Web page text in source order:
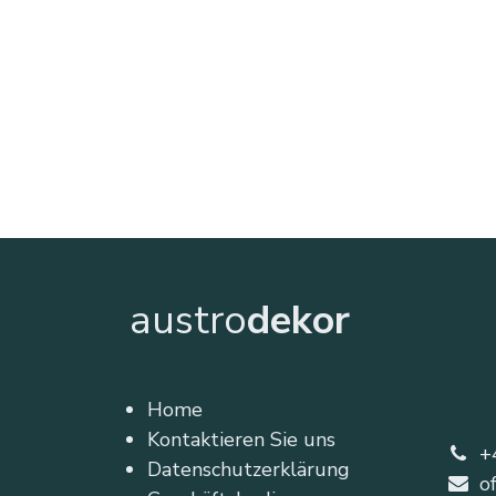
austrodekor
Home
Kontaktieren Sie uns
Datenschutzerklärung